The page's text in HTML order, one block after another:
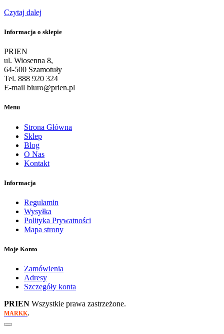
Czytaj dalej
Informacja o sklepie
PRIEN
ul. Wiosenna 8,
64-500 Szamotuły
Tel. 888 920 324
E-mail biuro@prien.pl
Menu
Strona Główna
Sklep
Blog
O Nas
Kontakt
Informacja
Regulamin
Wysyłka
Polityka Prywatności
Mapa strony
Moje Konto
Zamówienia
Adresy
Szczegóły konta
PRIEN Wszystkie prawa zastrzeżone.
MARKK.